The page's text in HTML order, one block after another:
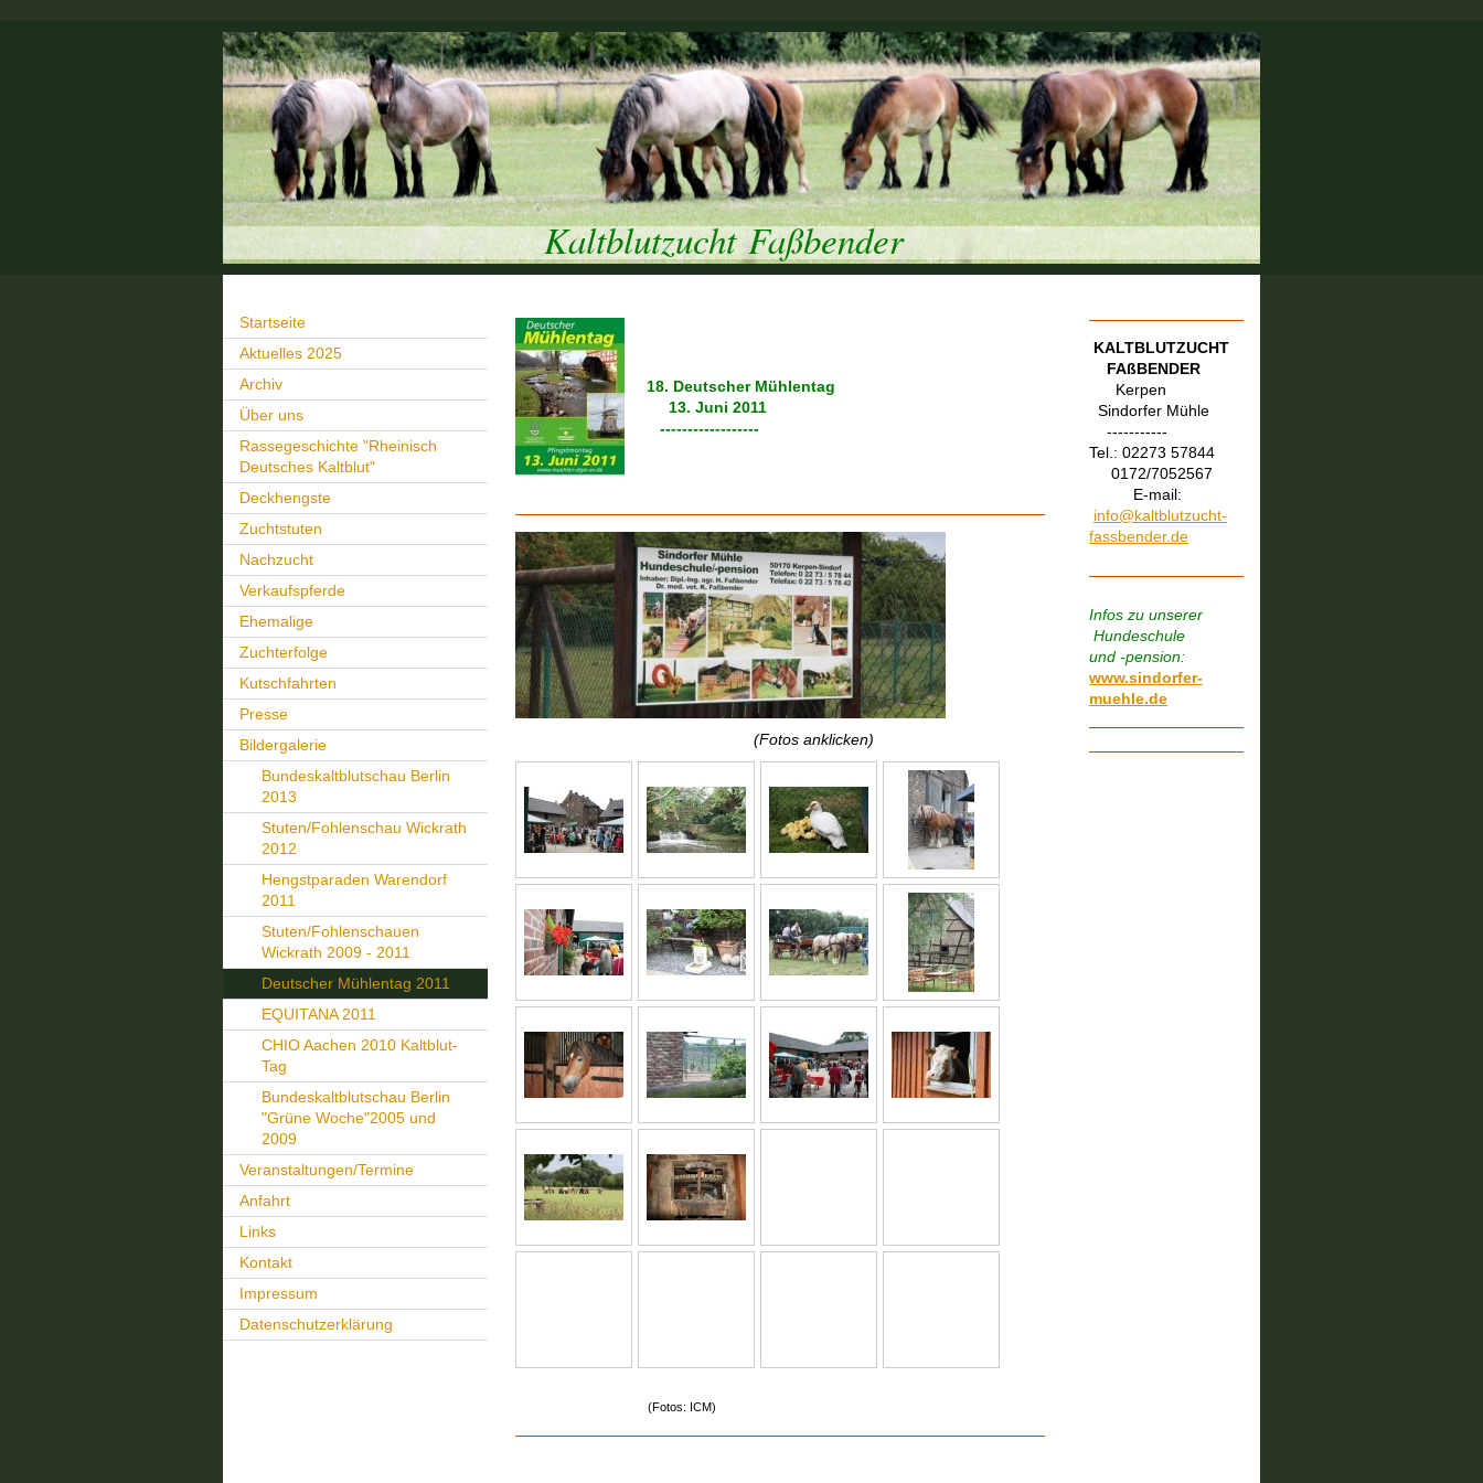
Kaltblutzucht Faßbender
Startseite
Aktuelles 2025
Archiv
Über uns
Rassegeschichte "Rheinisch
Deutsches Kaltblut"
Deckhengste
Zuchtstuten
Nachzucht
Verkaufspferde
Ehemalige
Zuchterfolge
Kutschfahrten
Presse
Bildergalerie
Bundeskaltblutschau Berlin
2013
Stuten/Fohlenschau Wickrath
2012
Hengstparaden Warendorf
2011
Stuten/Fohlenschauen
Wickrath 2009 - 2011
Deutscher Mühlentag 2011
EQUITANA 2011
CHIO Aachen 2010 Kaltblut-
Tag
Bundeskaltblutschau Berlin
"Grüne Woche"2005 und
2009
Veranstaltungen/Termine
Anfahrt
Links
Kontakt
Impressum
Datenschutzerklärung
18. Deutscher Mühlentag
13. Juni 2011
------------------
(Fotos anklicken)
(Fotos: ICM)
KALTBLUTZUCHT
FAßBENDER
Kerpen
Sindorfer Mühle
-----------
Tel.: 02273 57844
0172/7052567
E-mail:
info@kaltblutzucht-
fassbender.de
Infos zu unserer
Hundeschule
und -pension:
www.sindorfer-
muehle.de